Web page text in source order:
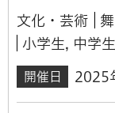
文化・芸術
小学生, 中学
開催日 2025